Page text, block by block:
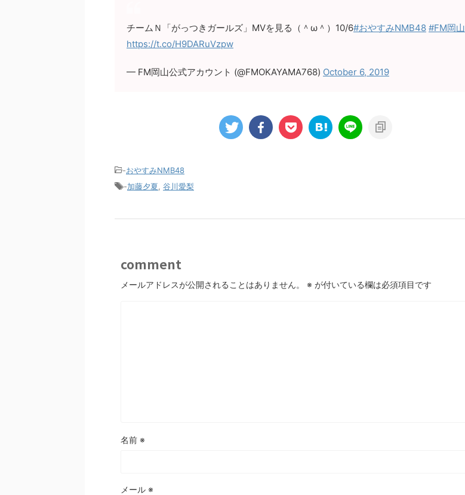
チームＮ「がっつきガールズ」MVを見る（＾ω＾）10/6#おやすみNMB48 #FM岡山
https://t.co/H9DARuVzpw
— FM岡山公式アカウント (@FMOKAYAMA768) October 6, 2019
-おやすみNMB48
-加藤夕夏 谷川愛梨
comment
メールアドレスが公開されることはありません。 ※ が付いている欄は必須項目です
名前 ※
メール ※